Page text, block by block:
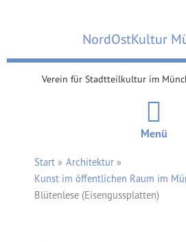
NordOstKultur
Verein für Stadtteilkultur im
Menü
Start
Architektur
Kunst im öffentlichen Raum im
Blütenlese (Eisengussplatten)